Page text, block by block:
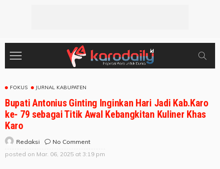
FOKUS JURNAL KABUPATEN
Bupati Antonius Ginting Inginkan Hari Jadi Kab.Karo
ke- 79 sebagai Titik Awal Kebangkitan Kuliner Khas
Karo
Redaksi
No Comment
posted on Mar. 06, 2025 at 3:19 pm